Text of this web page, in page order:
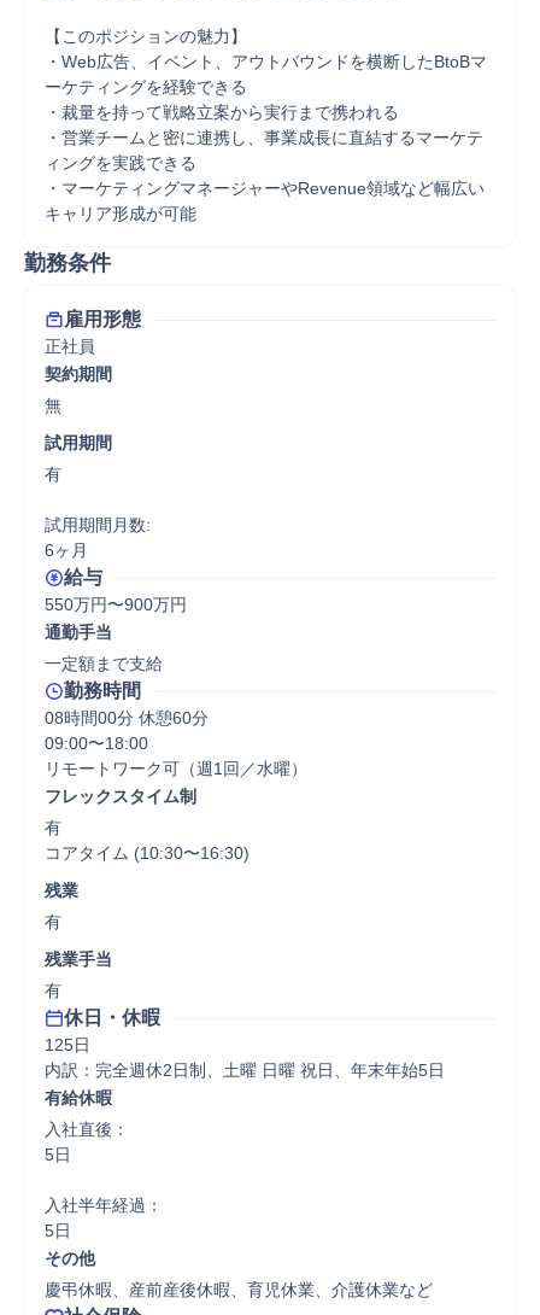
【このポジションの魅力】
・Web広告、イベント、アウトバウンドを横断したBtoBマ
ーケティングを経験できる
・裁量を持って戦略立案から実行まで携われる
・営業チームと密に連携し、事業成長に直結するマーケテ
ィングを実践できる
・マーケティングマネージャーやRevenue領域など幅広い
キャリア形成が可能
勤務条件
雇用形態
正社員
契約期間
無
試用期間
有
試用期間月数:
6ヶ月
給与
550万円〜900万円
通勤手当
一定額まで支給
勤務時間
08時間00分 休憩60分
09:00〜18:00
リモートワーク可（週1回／水曜）
フレックスタイム制
有
コアタイム (10:30〜16:30)
残業
有
残業手当
有
休日・休暇
125日
内訳：完全週休2日制、土曜 日曜 祝日、年末年始5日
有給休暇
入社直後：
5日
入社半年経過：
5日
その他
慶弔休暇、産前産後休暇、育児休業、介護休業など